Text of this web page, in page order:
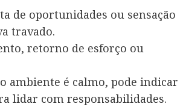
de oportunidades ou sensação
travado.
retorno de esforço ou
ambiente é calmo, pode indicar
lidar com responsabilidades.